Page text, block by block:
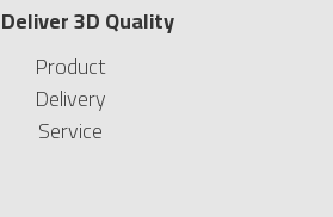
3D Quality
Product
Delivery
Service